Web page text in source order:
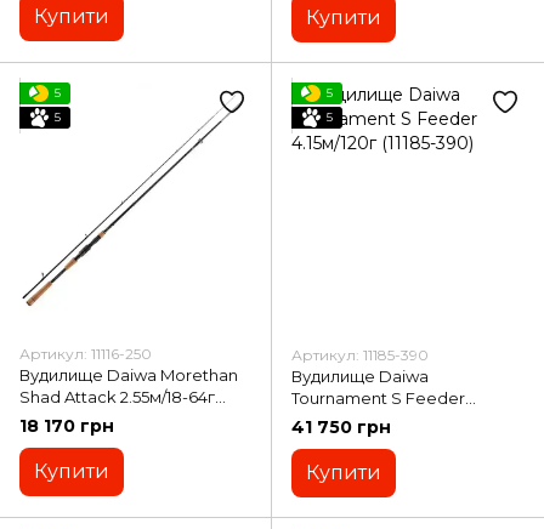
Купити Купити
5
5
Артикул: 11116-250
Вудилище Daiwa Morethan
Shad Attack 2.55м/18-64г
(11116-250)
18 170 грн
Купити
5
5
Артикул: 11185-390
Вудилище Daiwa
Tournament S Feeder
4.15м/120г (11185-390)
41 750 грн
Купити